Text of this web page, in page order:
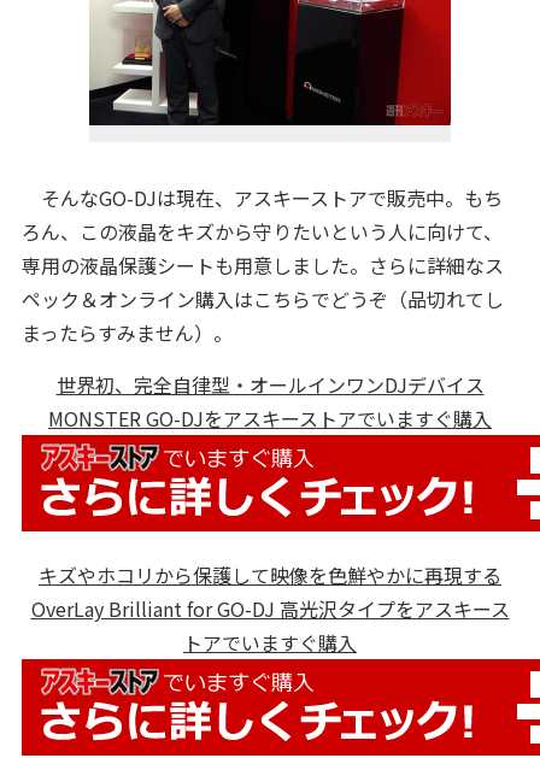
そんなGO-DJは現在、アスキーストアで販売中。もち
ろん、この液晶をキズから守りたいという人に向けて、
専用の液晶保護シートも用意しました。さらに詳細なス
ペック＆オンライン購入はこちらでどうぞ（品切れてし
まったらすみません）。
世界初、完全自律型・オールインワンDJデバイス
MONSTER GO-DJをアスキーストアでいますぐ購入
キズやホコリから保護して映像を色鮮やかに再現する
OverLay Brilliant for GO-DJ 高光沢タイプをアスキース
トアでいますぐ購入